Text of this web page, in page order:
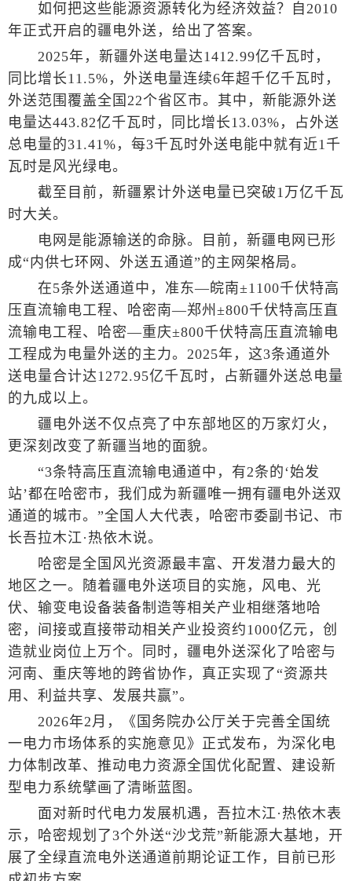
如何把这些能源资源转化为经济效益？自2010
年正式开启的疆电外送，给出了答案。
2025年，新疆外送电量达1412.99亿千瓦时，
同比增长11.5%，外送电量连续6年超千亿千瓦时，
外送范围覆盖全国22个省区市。其中，新能源外送
电量达443.82亿千瓦时，同比增长13.03%，占外送
总电量的31.41%，每3千瓦时外送电能中就有近1千
瓦时是风光绿电。
截至目前，新疆累计外送电量已突破1万亿千瓦
时大关。
电网是能源输送的命脉。目前，新疆电网已形
成“内供七环网、外送五通道”的主网架格局。
在5条外送通道中，准东—皖南±1100千伏特高
压直流输电工程、哈密南—郑州±800千伏特高压直
流输电工程、哈密—重庆±800千伏特高压直流输电
工程成为电量外送的主力。2025年，这3条通道外
送电量合计达1272.95亿千瓦时，占新疆外送总电量
的九成以上。
疆电外送不仅点亮了中东部地区的万家灯火，
更深刻改变了新疆当地的面貌。
“3条特高压直流输电通道中，有2条的‘始发
站’都在哈密市，我们成为新疆唯一拥有疆电外送双
通道的城市。”全国人大代表，哈密市委副书记、市
长吾拉木江·热依木说。
哈密是全国风光资源最丰富、开发潜力最大的
地区之一。随着疆电外送项目的实施，风电、光
伏、输变电设备装备制造等相关产业相继落地哈
密，间接或直接带动相关产业投资约1000亿元，创
造就业岗位上万个。同时，疆电外送深化了哈密与
河南、重庆等地的跨省协作，真正实现了“资源共
用、利益共享、发展共赢”。
2026年2月，《国务院办公厅关于完善全国统
一电力市场体系的实施意见》正式发布，为深化电
力体制改革、推动电力资源全国优化配置、建设新
型电力系统擘画了清晰蓝图。
面对新时代电力发展机遇，吾拉木江·热依木表
示，哈密规划了3个外送“沙戈荒”新能源大基地，开
展了全绿直流电外送通道前期论证工作，目前已形